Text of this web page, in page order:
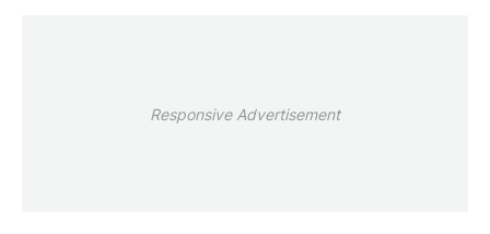
Responsive Advertisement